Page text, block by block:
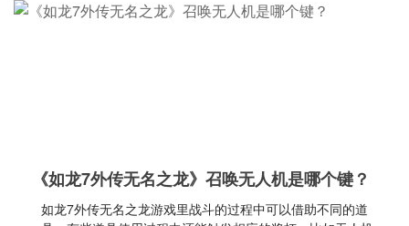
《如龙7外传无名之龙》召唤无人机是哪个键？
如龙7外传无名之龙游戏里战斗的过程中可以借助不同的道